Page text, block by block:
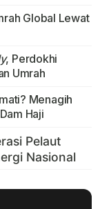
Global Lewat
, Perdokhi
Umrah
Menagih
Haji